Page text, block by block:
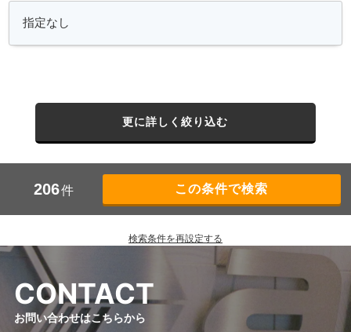
更に詳しく絞り込む
206件
検索条件を再設定する
CONTACT
お問い合わせはこちらから